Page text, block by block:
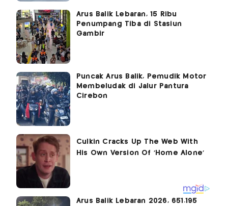
Arus Balik Lebaran, 15 Ribu
Penumpang Tiba di Stasiun
Gambir
Puncak Arus Balik, Pemudik Motor
Membeludak di Jalur Pantura
Cirebon
Arus Balik Lebaran 2026, 651.195